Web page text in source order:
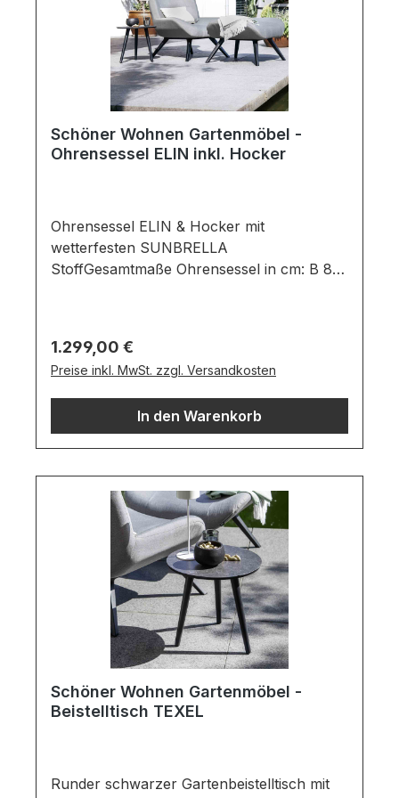
Schöner Wohnen Gartenmöbel -
Ohrensessel ELIN inkl. Hocker
Ohrensessel ELIN & Hocker mit
wetterfesten SUNBRELLA
StoffGesamtmaße Ohrensessel in cm: B 80
/ Material: SunbrellaGestell: Farbe: Black
/ Material: AluminiumGartenstuhl bestehend
aus:Sitzschale und Hocker in einem
wetterfesten SUNBRELLA StoffStuhlgestell
erforderlich).Bezug nicht waschbar!Farben
können auf verschiedenen Bildschirmen
abweichen. Deko oder andere Beimöbel
sind nicht enthalten. Abbildung kann
abweichen.
Regulärer Preis:
1.299,00 €
Preise inkl. MwSt. zzgl. Versandkosten
In den Warenkorb
Schöner Wohnen Gartenmöbel -
Beistelltisch TEXEL
Runder schwarzer Gartenbeistelltisch mit